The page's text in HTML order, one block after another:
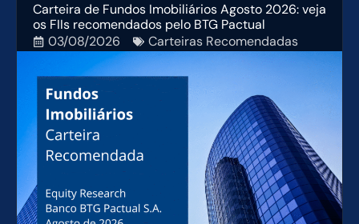
Carteira de Fundos Imobiliários Agosto 2026: veja
os FIIs recomendados pelo BTG Pactual
03/08/2026
Carteiras Recomendadas